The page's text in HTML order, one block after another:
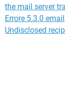
the mail server
Errore 5.3.0
Undisclosed